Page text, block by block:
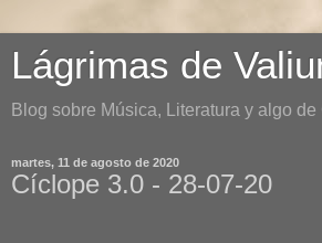
Lágrimas de
Blog sobre Música, Literatura y algo de
martes, 11 de agosto de 2020
Cíclope 3.0 - 28-07-20